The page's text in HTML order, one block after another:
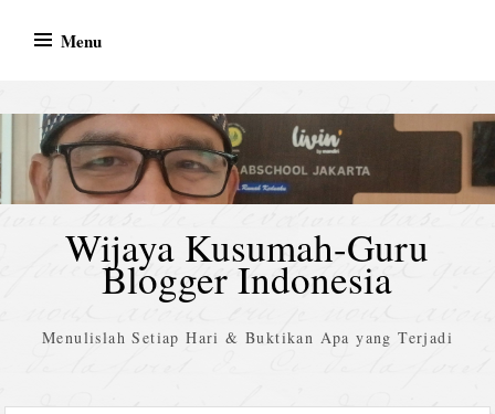
Menu
Wijaya Kusumah-Guru
Blogger Indonesia
Menulislah Setiap Hari & Buktikan Apa yang Terjadi